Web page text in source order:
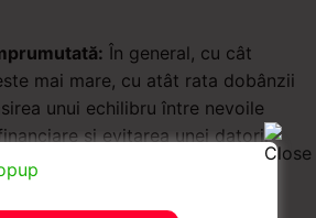
În general, cu cât
mai mare, cu atât rata dobânzii
unui echilibru între nevoile
și evitarea unei datorii